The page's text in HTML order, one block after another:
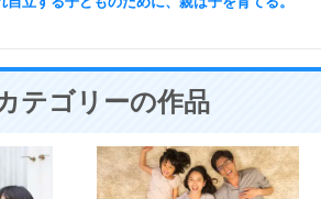
テゴリーの作品